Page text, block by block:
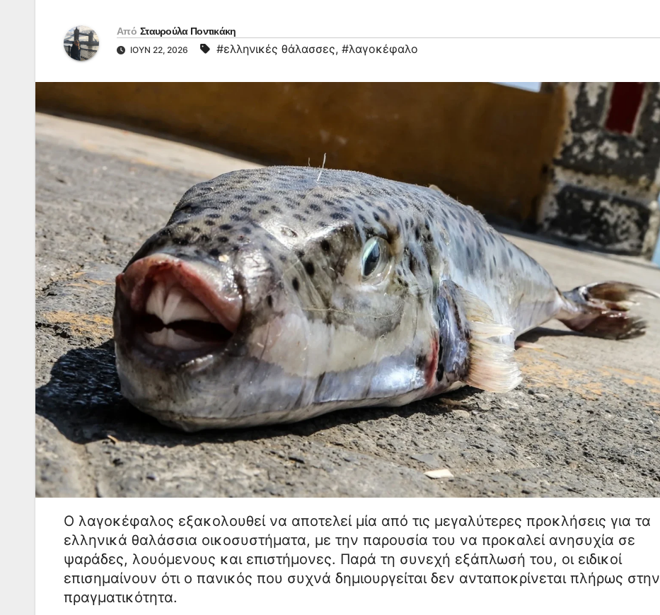
Από Σταυρούλα Ποντικάκη
ΙΟΎΝ 22, 2026 #ελληνικές θάλασσες, #λαγοκέφαλο
Ο λαγοκέφαλος εξακολουθεί να αποτελεί μία από τις μεγαλύτερες προκλήσεις για τα
ελληνικά θαλάσσια οικοσυστήματα, με την παρουσία του να προκαλεί ανησυχία σε
ψαράδες, λουόμενους και επιστήμονες. Παρά τη συνεχή εξάπλωσή του, οι ειδικοί
επισημαίνουν ότι ο πανικός που συχνά δημιουργείται δεν ανταποκρίνεται πλήρως στην
πραγματικότητα.